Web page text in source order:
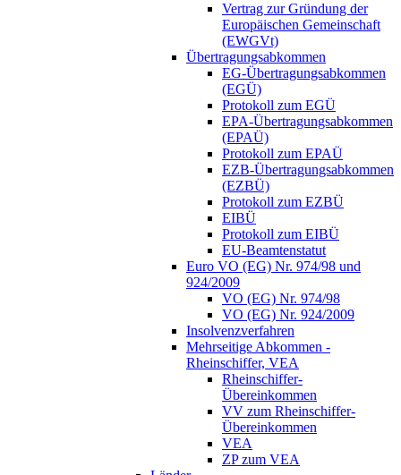
Vertrag zur Gründung der
Europäischen Gemeinschaft
(EWGVt)
Übertragungsabkommen
EG-Übertragungsabkommen
(EGÜ)
Protokoll zum EGÜ
EPA-Übertragungsabkommen
(EPAÜ)
Protokoll zum EPAÜ
EZB-Übertragungsabkommen
(EZBÜ)
Protokoll zum EZBÜ
EIBÜ
Protokoll zum EIBÜ
EU-Beamtenstatut
Euro VO (EG) Nr. 974/98 und
924/2009
VO (EG) Nr. 974/98
VO (EG) Nr. 924/2009
Insolvenzverfahren
Mehrseitige Abkommen -
Rheinschiffer, VEA
Rheinschiffer-
Übereinkommen
VV zum Rheinschiffer-
Übereinkommen
VEA
ZP zum VEA